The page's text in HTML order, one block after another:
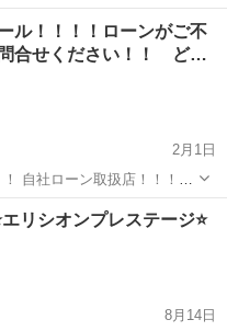
レステージ ■ グレード
ジ ４ＷＤ・本州車両・禁
ル！！！！ローンがご不
合せください！！ ど…
2月1日
ど
ばかりの方！！ ★現在パー
距離
リシオンプレステージ⭐️
8月14日